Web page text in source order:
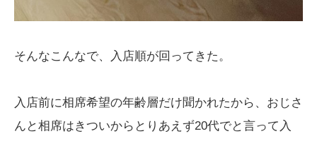
そんなこんなで、入店順が回ってきた。
入店前に相席希望の年齢層だけ聞かれたから、おじさ
んと相席はきついからとりあえず20代でと言って入